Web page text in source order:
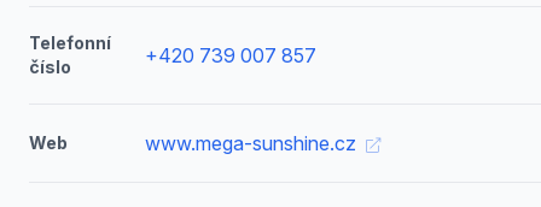
Telefonní
číslo
+420 739 007 857
Web www.mega-sunshine.cz